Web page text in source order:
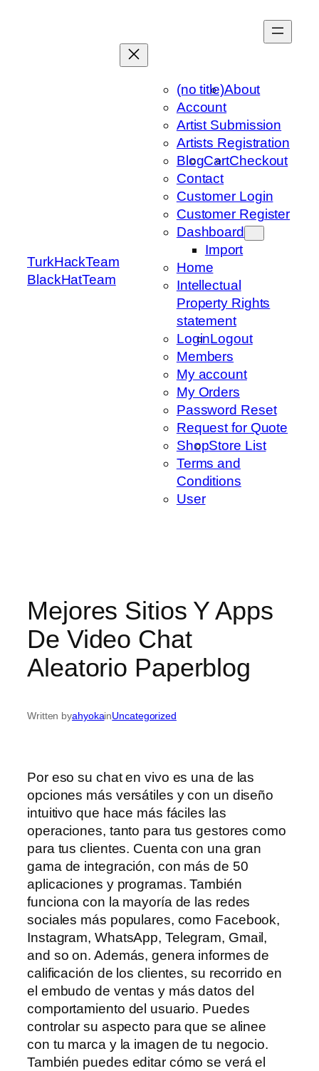
TurkHackTeam
BlackHatTeam
(no title)About
Account
Artist Submission
Artists Registration
BlogCartCheckout
Contact
Customer Login
Customer Register
Dashboard
Import
Home
Intellectual
Property Rights
statement
LoginLogout
Members
My account
My Orders
Password Reset
Request for Quote
ShopStore List
Terms and
Conditions
User
Mejores Sitios Y Apps
De Video Chat
Aleatorio Paperblog
Written byahyokainUncategorized
Por eso su chat en vivo es una de las
opciones más versátiles y con un diseño
intuitivo que hace más fáciles las
operaciones, tanto para tus gestores como
para tus clientes. Cuenta con una gran
gama de integración, con más de 50
aplicaciones y programas. También
funciona con la mayoría de las redes
sociales más populares, como Facebook,
Instagram, WhatsApp, Telegram, Gmail,
and so on. Además, genera informes de
calificación de los clientes, su recorrido en
el embudo de ventas y más datos del
comportamiento del usuario. Puedes
controlar su aspecto para que se alinee
con tu marca y la imagen de tu negocio.
También puedes editar cómo se verá el